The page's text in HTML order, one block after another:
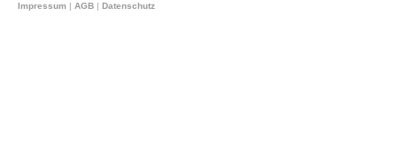
Impressum | AGB | Datenschutz